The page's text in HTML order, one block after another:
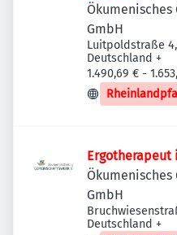
GmbH
Luitpoldstraße
Deutschland +
1.490,69 € -
GmbH
Deutschland +